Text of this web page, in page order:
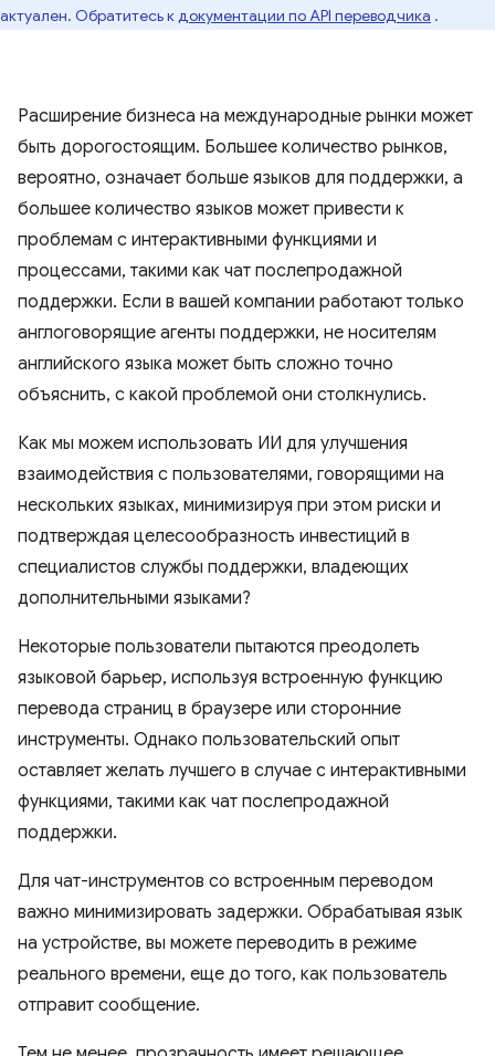
актуален. Обратитесь кдокументации по API переводчика .
Расширение бизнеса на международные рынки может
быть дорогостоящим. Большее количество рынков,
вероятно, означает больше языков для поддержки, а
большее количество языков может привести к
проблемам с интерактивными функциями и
процессами, такими как чат послепродажной
поддержки. Если в вашей компании работают только
англоговорящие агенты поддержки, не носителям
английского языка может быть сложно точно
объяснить, с какой проблемой они столкнулись.
Как мы можем использовать ИИ для улучшения
взаимодействия с пользователями, говорящими на
нескольких языках, минимизируя при этом риски и
подтверждая целесообразность инвестиций в
специалистов службы поддержки, владеющих
дополнительными языками?
Некоторые пользователи пытаются преодолеть
языковой барьер, используя встроенную функцию
перевода страниц в браузере или сторонние
инструменты. Однако пользовательский опыт
оставляет желать лучшего в случае с интерактивными
функциями, такими как чат послепродажной
поддержки.
Для чат-инструментов со встроенным переводом
важно минимизировать задержки. Обрабатывая язык
на устройстве, вы можете переводить в режиме
реального времени, еще до того, как пользователь
отправит сообщение.